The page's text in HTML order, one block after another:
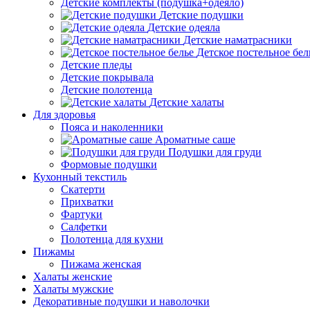
Детские комплекты (подушка+одеяло)
Детские подушки
Детские одеяла
Детские наматрасники
Детское постельное
Детские пледы
Детские покрывала
Детские полотенца
Детские халаты
Для здоровья
Пояса и наколенники
Ароматные саше
Подушки для груди
Формовые подушки
Кухонный текстиль
Скатерти
Прихватки
Фартуки
Салфетки
Полотенца для кухни
Пижамы
Пижама женская
Халаты женские
Халаты мужские
Декоративные подушки и наволочки